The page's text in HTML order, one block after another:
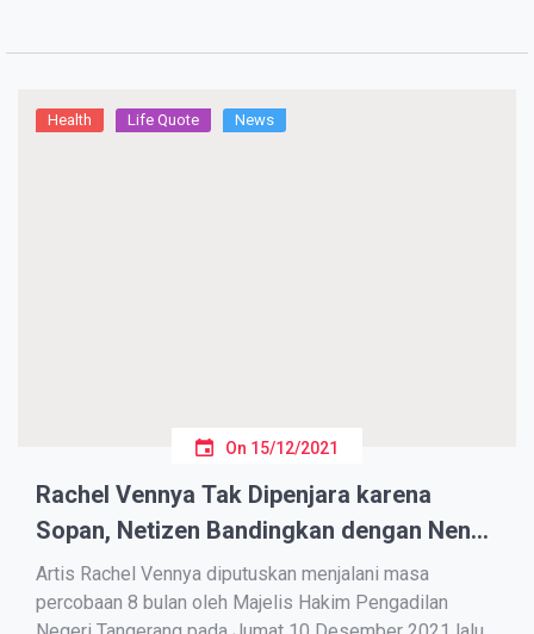
Health Life Quote News
On 15/12/2021
Rachel Vennya Tak Dipenjara karena
Sopan, Netizen Bandingkan dengan Nenek
Asyani: Siapa Lebih Sopan?
Artis Rachel Vennya diputuskan menjalani masa
percobaan 8 bulan oleh Majelis Hakim Pengadilan